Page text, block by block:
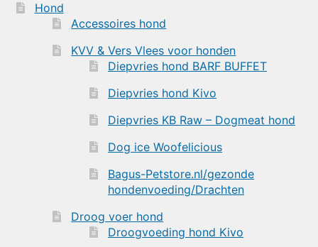
Hond
Accessoires hond
KVV & Vers Vlees voor honden
Diepvries hond BARF BUFFET
Diepvries hond Kivo
Diepvries KB Raw – Dogmeat hond
Dog ice Woofelicious
Bagus-Petstore.nl/gezonde
hondenvoeding/Drachten
Droog voer hond
Droogvoeding hond Kivo